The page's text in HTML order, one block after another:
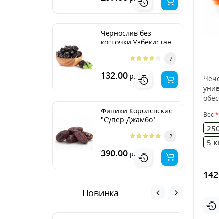
Чернослив без
косточки Узбекистан
7
132.00р.
Финики Королевские
"Супер Джамбо"
2
390.00р.
Новинка
Вес
5